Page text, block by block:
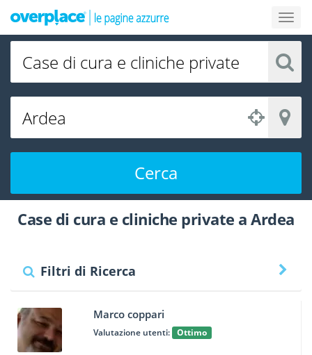
Cerca
Case di cura e cliniche private a Ardea
Filtri di Ricerca
Marco coppari
Valutazione utenti: Ottimo